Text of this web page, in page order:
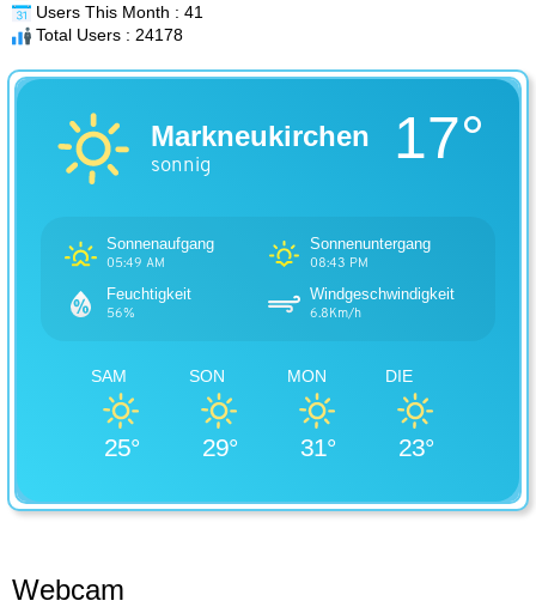
Users This Month : 41
Total Users : 24178
Markneukirchen
sonnig 17°
Sonnenaufgang
05:49 AM
Sonnenuntergang
08:43 PM
Feuchtigkeit
56%
Windgeschwindigkeit
6.8Km/h
SAM
25°
SON
29°
MON
31°
DIE
23°
Webcam